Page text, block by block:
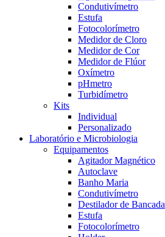
Condutivímetro
Estufa
Fotocolorímetro
Medidor de Cloro
Medidor de Cor
Medidor de Flúor
Oxímetro
pHmetro
Turbidímetro
Kits
Individual
Personalizado
Laboratório e Microbiologia
Equipamentos
Agitador Magnético
Autoclave
Banho Maria
Condutivímetro
Destilador de Bancada
Estufa
Fotocolorímetro